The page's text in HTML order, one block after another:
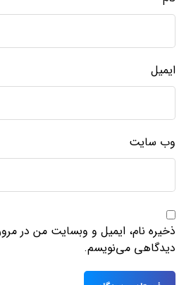
ایمیل
وب‌ سایت
ذخیره نام، ایمیل و وبسایت من در
دیدگاهی می‌نویسم.